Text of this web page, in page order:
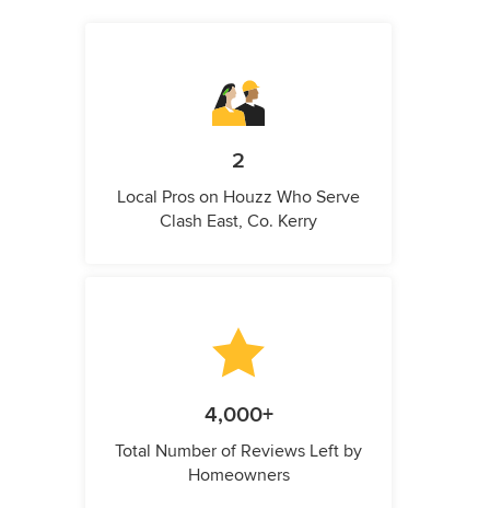
2
Local Pros on Houzz Who Serve
Clash East, Co. Kerry
4,000+
Total Number of Reviews Left by
Homeowners